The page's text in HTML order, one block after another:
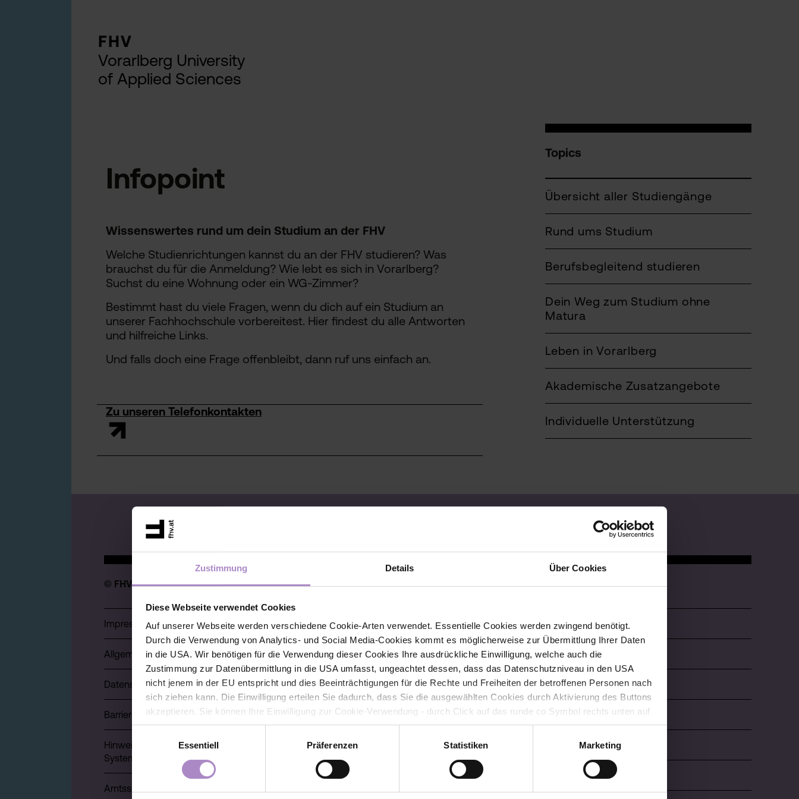
Zustimmung Details Über Cookies
Diese Webseite verwendet Cookies
Auf unserer Webseite werden verschiedene Cookie-Arten verwendet. Essentielle Cookies werden zwingend benötigt.
Durch die Verwendung von Analytics- und Social Media-Cookies kommt es möglicherweise zur Übermittlung Ihrer Daten
in die USA. Wir benötigen für die Verwendung dieser Cookies Ihre ausdrückliche Einwilligung, welche auch die
Zustimmung zur Datenübermittlung in die USA umfasst, ungeachtet dessen, dass das Datenschutzniveau in den USA
nicht jenem in der EU entspricht und dies Beeinträchtigungen für die Rechte und Freiheiten der betroffenen Personen nach
sich ziehen kann. Die Einwilligung erteilen Sie dadurch, dass Sie die ausgewählten Cookies durch Aktivierung des Buttons
akzeptieren. Sie können Ihre Einwilligung zur Cookie-Verwendung - durch Click auf das runde co Symbol rechts unten auf
der Webseite - jederzeit widerrufen. Durch den Widerruf der Einwilligung wird die Rechtmäßigkeit der aufgrund der
Einwilligung bis zum Widerruf erfolgten Verarbeitung nicht berührt. Weitere Informationen zum Datenschutz finden Sie
Einwilligungsauswahl
Essentiell
Präferenzen Statistiken Marketing
FHV
Vorarlberg University
of Applied Sciences
Infopoint
Wissenswertes rund um dein Studium an der FHV
Welche Studienrichtungen kannst du an der FHV studieren? Was
brauchst du für die Anmeldung? Wie lebt es sich in Vorarlberg?
Suchst du eine Wohnung oder ein WG-Zimmer?
Bestimmt hast du viele Fragen, wenn du dich auf ein Studium an
unserer Fachhochschule vorbereitest. Hier findest du alle Antworten
und hilfreiche Links.
Und falls doch eine Frage offenbleibt, dann ruf uns einfach an.
Zu unseren Telefonkontakten
Topics
Übersicht aller Studiengänge
Rund ums Studium
Berufsbegleitend studieren
Dein Weg zum Studium ohne
Matura
Leben in Vorarlberg
Akademische Zusatzangebote
Individuelle Unterstützung
© FHV 2026
Impressum
Allgemeine Geschäftsbedingungen
Datenschutz
Barrierefreiheitserklärung
Hinweisgeber:innensystem (Whistleblower-
System)
Amtssignatur, elektronische Signatur
Kontakt
FHV - Vorarlberg University of Applied Sciences
CAMPUS V, Hochschulstraße 1
6850 Dornbirn
Österreich
+43 5572 792
info@fhv.at
Quicklinks
Über die FHV
Karriere
Bibliothek
Mensa & Café Campus